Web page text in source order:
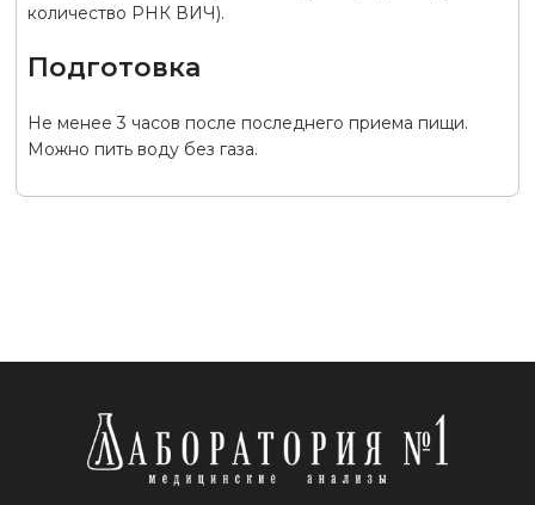
количество РНК ВИЧ).
Подготовка
Не менее 3 часов после последнего приема пищи.
Можно пить воду без газа.